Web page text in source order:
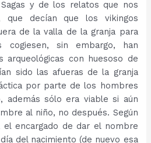
y de los relatos que nos
que decían que los vikingos
de la valla de la granja para
cogiesen, sin embargo, han
arqueológicas con huesoso de
sido las afueras de la granja
por parte de los hombres
además sólo era viable si aún
al niño, no después. Según
encargado de dar el nombre
del nacimiento (de nuevo esa